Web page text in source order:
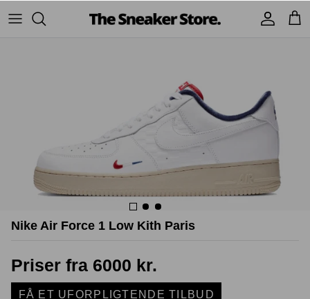
UGG
Yeezy
Jordans
New Balance
Andre brands
BAPE - A Bathing Ape
TSS Collection
Accessories Sneaker boks
Nike Air Force 1 Low Kith Paris
Priser fra 6000 kr.
FÅ ET UFORPLIGTENDE TILBUD